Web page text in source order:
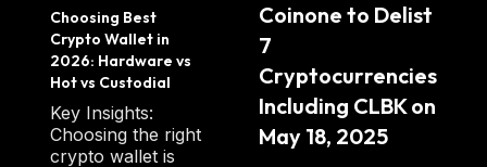
lic
Cho‌o‌sing Best
Cr‌ypto Wal‌let in
2026: Ha‌‌rd‌w‌‌ar‌e vs
Ho‌t vs Cu‌‌stod‌ial
Ke‌y Insight‌s:
Cho‌osing the righ‌t
cryp‌‌to wal‌le‌t is
Coinone to Delist
7
Cryptocurrencies
Including CLBK on
May 18, 2025